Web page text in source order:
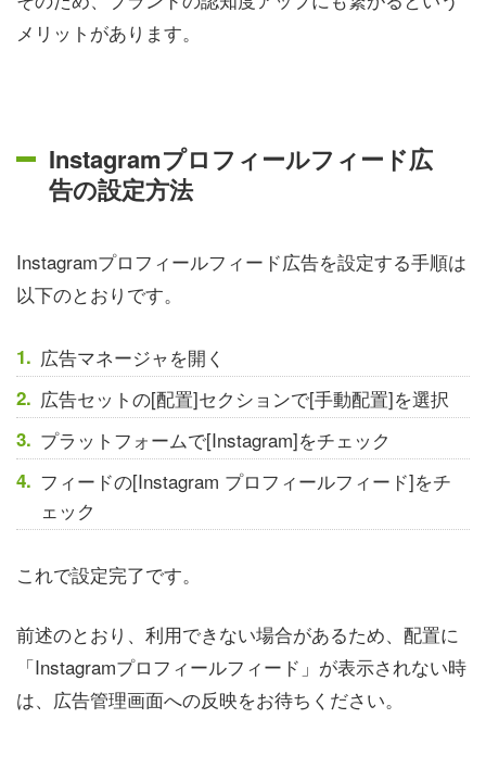
メリットがあります。
Instagramプロフィールフィード広
告の設定方法
Instagramプロフィールフィード広告を設定する手順は
以下のとおりです。
広告マネージャを開く
広告セットの[配置]セクションで[手動配置]を選択
プラットフォームで[Instagram]をチェック
フィードの[Instagram プロフィールフィード]をチ
ェック
これで設定完了です。
前述のとおり、利用できない場合があるため、配置に
「Instagramプロフィールフィード」が表示されない時
は、広告管理画面への反映をお待ちください。